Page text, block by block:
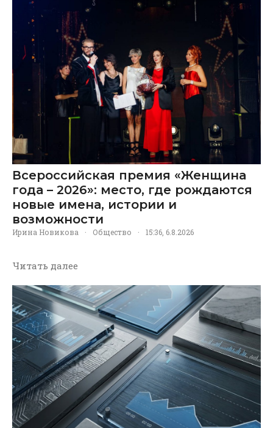
Всероссийская премия «Женщина
года – 2026»: место, где рождаются
новые имена, истории и
возможности
Ирина Новикова · Общество · 15:36, 6.8.2026
Читать далее